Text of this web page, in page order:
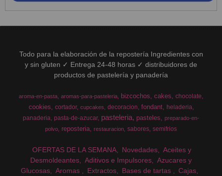
Todo para la elaboración de la repostería Ingredientes con
y sin gluten ✓ Entrega 24-48 horas ✓ distribuidores de
productos de pastelería y panadería
aroma-en-pasta aromas-para-pasteleria bizcochos cakes chocolate
cookies cortador cupcakes decoracion fondant
heladeria
panaderia pasta-de-azucar pasteleria pasteles
preparado-en-
polvo
reposteria restauracion sabores semifrios
OFERTAS DE LA SEMANA Novedades
Aceites y
Desmoldeantes
Aditivos e Impulsores
Azucares y
Glucosas
Aromas Extractos Bases de tartas
Cajas